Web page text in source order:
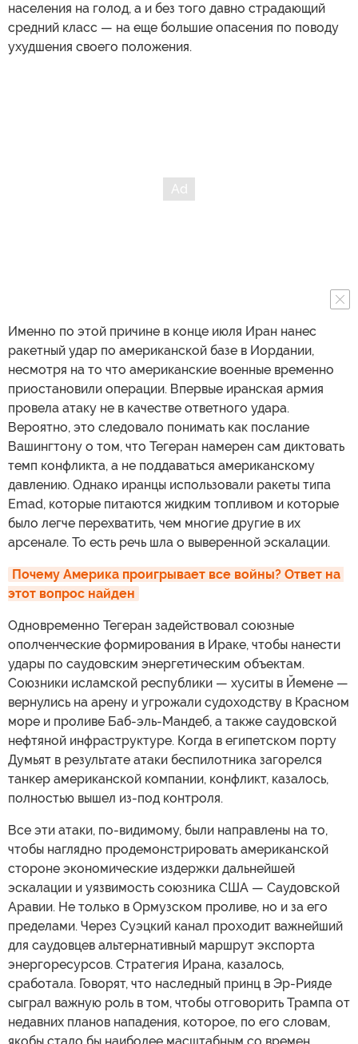
населения на голод, а и без того давно страдающий
средний класс — на еще большие опасения по поводу
ухудшения своего положения.
Именно по этой причине в конце июля Иран нанес
ракетный удар по американской базе в Иордании,
несмотря на то что американские военные временно
приостановили операции. Впервые иранская армия
провела атаку не в качестве ответного удара.
Вероятно, это следовало понимать как послание
Вашингтону о том, что Тегеран намерен сам диктовать
темп конфликта, а не поддаваться американскому
давлению. Однако иранцы использовали ракеты типа
Emad, которые питаются жидким топливом и которые
было легче перехватить, чем многие другие в их
арсенале. То есть речь шла о выверенной эскалации.
Почему Америка проигрывает все войны? Ответ на
этот вопрос найден
Одновременно Тегеран задействовал союзные
ополченческие формирования в Ираке, чтобы нанести
удары по саудовским энергетическим объектам.
Союзники исламской республики — хуситы в Йемене —
вернулись на арену и угрожали судоходству в Красном
море и проливе Баб-эль-Мандеб, а также саудовской
нефтяной инфраструктуре. Когда в египетском порту
Думьят в результате атаки беспилотника загорелся
танкер американской компании, конфликт, казалось,
полностью вышел из-под контроля.
Все эти атаки, по-видимому, были направлены на то,
чтобы наглядно продемонстрировать американской
стороне экономические издержки дальнейшей
эскалации и уязвимость союзника США — Саудовской
Аравии. Не только в Ормузском проливе, но и за его
пределами. Через Суэцкий канал проходит важнейший
для саудовцев альтернативный маршрут экспорта
энергоресурсов. Стратегия Ирана, казалось,
сработала. Говорят, что наследный принц в Эр-Рияде
сыграл важную роль в том, чтобы отговорить Трампа от
недавних планов нападения, которое, по его словам,